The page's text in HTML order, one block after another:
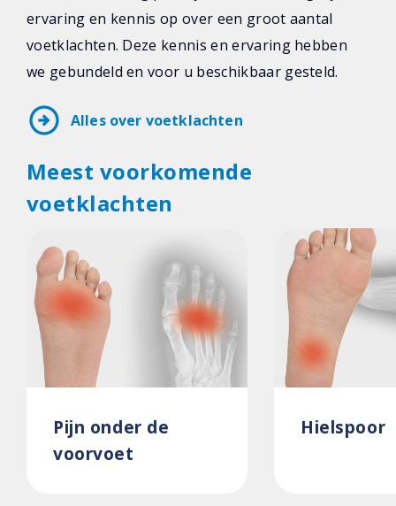
ervaring en kennis op over een groot aantal
voetklachten. Deze kennis en ervaring hebben
we gebundeld en voor u beschikbaar gesteld.
arrow_circle_right Alles over voetklachten
Meest voorkomende
voetklachten
Pijn onder de
voorvoet
Hielspoor